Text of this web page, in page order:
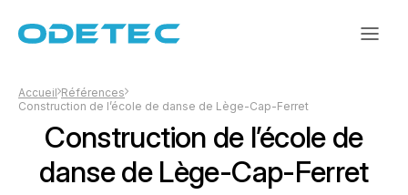
Accueil Références
Construction de l’école de danse de Lège-Cap-Ferret
Construction de l’école de
danse de Lège-Cap-Ferret